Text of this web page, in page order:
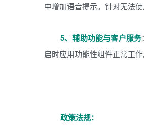
中增加语音提示。针对无法
5、辅助功能与客户服务
启时应用功能性组件正常工作
政策法规：